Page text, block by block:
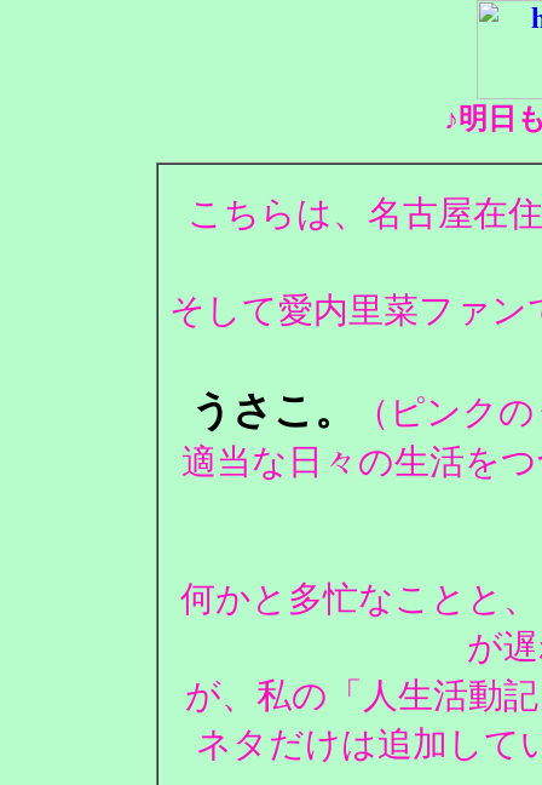
♪明日
こちらは、名古屋在
そして愛内里菜ファン
うさこ。
（ピンク
適当な日々の生活を
何かと多忙なことと
が
が、私の「人生活動
ネタだけは追加して